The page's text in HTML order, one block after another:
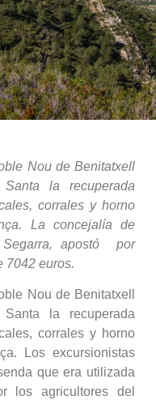
Nou de Benitatxell
la recuperada
corrales y horno
La concejalía de
apostó por
7042 euros.
Nou de Benitatxell
la recuperada
corrales y horno
Los excursionistas
que era utilizada
los agricultores del